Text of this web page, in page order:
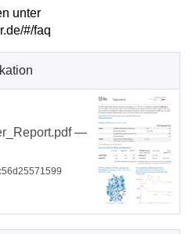
unter
#/faq
—